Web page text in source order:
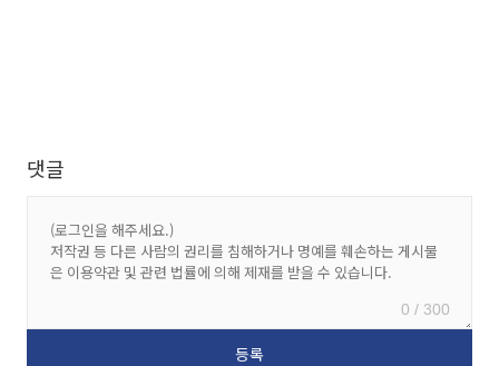
댓글
0 / 300